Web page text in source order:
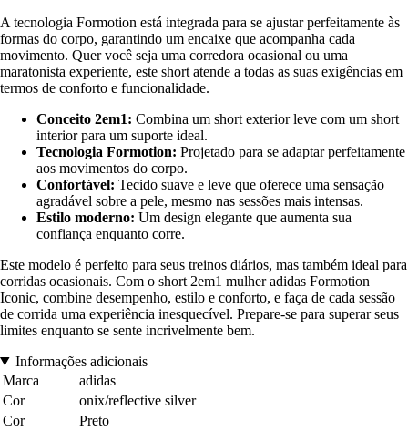
A tecnologia Formotion está integrada para se ajustar perfeitamente às
formas do corpo, garantindo um encaixe que acompanha cada
movimento. Quer você seja uma corredora ocasional ou uma
maratonista experiente, este short atende a todas as suas exigências em
termos de conforto e funcionalidade.
Conceito 2em1: Combina um short exterior leve com um short
interior para um suporte ideal.
Tecnologia Formotion: Projetado para se adaptar perfeitamente
aos movimentos do corpo.
Confortável: Tecido suave e leve que oferece uma sensação
agradável sobre a pele, mesmo nas sessões mais intensas.
Estilo moderno: Um design elegante que aumenta sua
confiança enquanto corre.
Este modelo é perfeito para seus treinos diários, mas também ideal para
corridas ocasionais. Com o short 2em1 mulher adidas Formotion
Iconic, combine desempenho, estilo e conforto, e faça de cada sessão
de corrida uma experiência inesquecível. Prepare-se para superar seus
limites enquanto se sente incrivelmente bem.
Informações adicionais
Marca
adidas
Cor
onix/reflective silver
Cor
Preto